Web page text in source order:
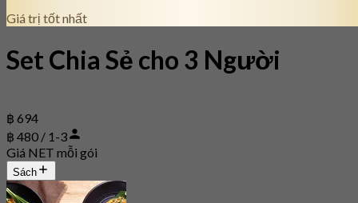
Giá trị tốt nhất
Set Chia Sẻ cho 3 Người
฿ 694
฿ 480 / 1-3
Giá NET mỗi gói
Sách